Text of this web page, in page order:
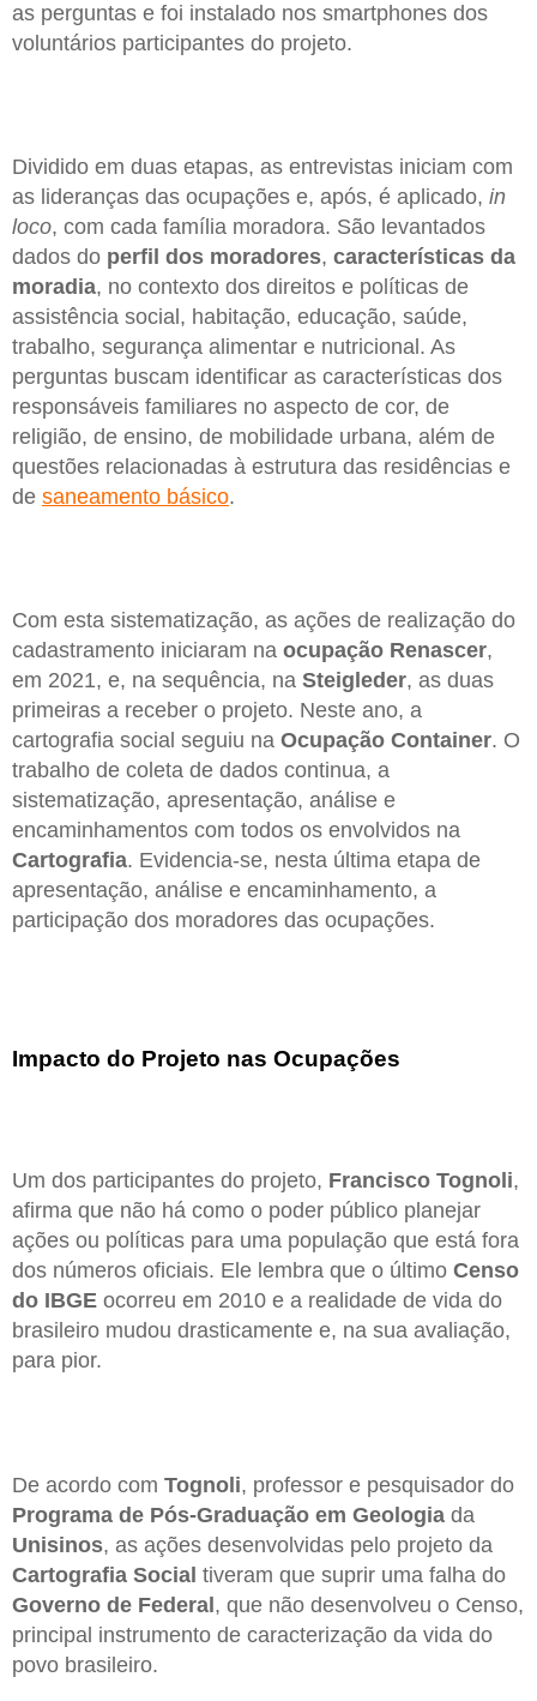
as perguntas e foi instalado nos smartphones dos
voluntários participantes do projeto.
Dividido em duas etapas, as entrevistas iniciam com
as lideranças das ocupações e, após, é aplicado, in
loco, com cada família moradora. São levantados
dados do perfil dos moradores, características da
moradia, no contexto dos direitos e políticas de
assistência social, habitação, educação, saúde,
trabalho, segurança alimentar e nutricional. As
perguntas buscam identificar as características dos
responsáveis familiares no aspecto de cor, de
religião, de ensino, de mobilidade urbana, além de
questões relacionadas à estrutura das residências e
de saneamento básico.
Com esta sistematização, as ações de realização do
cadastramento iniciaram na ocupação Renascer,
em 2021, e, na sequência, na Steigleder, as duas
primeiras a receber o projeto. Neste ano, a
cartografia social seguiu na Ocupação Container. O
trabalho de coleta de dados continua, a
sistematização, apresentação, análise e
encaminhamentos com todos os envolvidos na
Cartografia. Evidencia-se, nesta última etapa de
apresentação, análise e encaminhamento, a
participação dos moradores das ocupações.
Impacto do Projeto nas Ocupações
Um dos participantes do projeto, Francisco Tognoli,
afirma que não há como o poder público planejar
ações ou políticas para uma população que está fora
dos números oficiais. Ele lembra que o último Censo
do IBGE ocorreu em 2010 e a realidade de vida do
brasileiro mudou drasticamente e, na sua avaliação,
para pior.
De acordo com Tognoli, professor e pesquisador do
Programa de Pós-Graduação em Geologia da
Unisinos, as ações desenvolvidas pelo projeto da
Cartografia Social tiveram que suprir uma falha do
Governo de Federal, que não desenvolveu o Censo,
principal instrumento de caracterização da vida do
povo brasileiro.